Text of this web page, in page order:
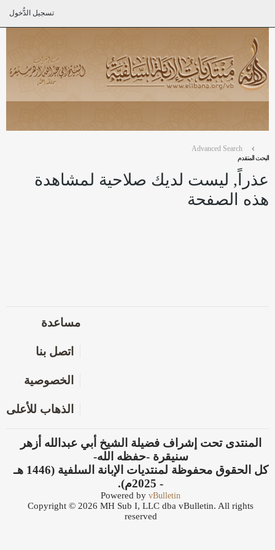
تسجيل الدُّخول
Advanced Search
البحث المتقدم
عذراً, ليست لديك صلاحية لمشاهدة
هذه الصفحة
مساعدة
اتصل بنا
الخصوصية
الذهاب للأعلى
المنتدى تحت إشراف فضيلة الشيخ أبي عبدالله أزهر
سنيقرة -حفظه الله-
كل الحقوق محفوظة لمنتديات الإبانة السلفية (1446 هـ
- 2025م).
Powered by vBulletin
Copyright © 2026 MH Sub I, LLC dba vBulletin. All rights
reserved